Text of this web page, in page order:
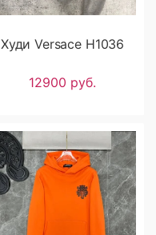
Худи Versace H1036
12900 руб.